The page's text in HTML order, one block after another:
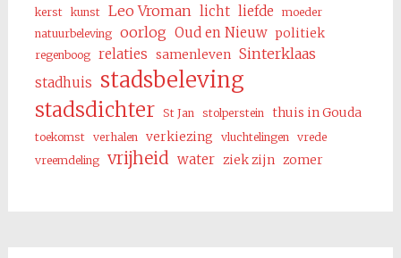
kerst kunst Leo Vroman licht liefde
moeder
natuurbeleving
oorlog Oud en Nieuw politiek
regenboog relaties samenleven Sinterklaas
stadhuis stadsbeleving
stadsdichter St Jan stolperstein thuis in Gouda
toekomst verhalen verkiezing vluchtelingen
vrede
vreemdeling
vrijheid water ziek zijn zomer